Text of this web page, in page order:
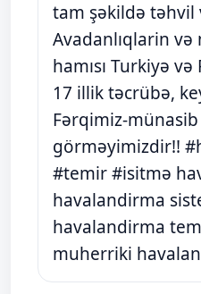
tam şəkildə təhvil
Avadanlıqlarin və
hamısı Turkiyə və
17 illik təcrübə,
Fərqimiz-
görməyimizdir!!
#temir #isitmə
havalandirma
havalandirma
muherriki